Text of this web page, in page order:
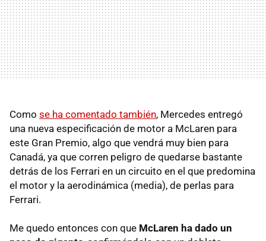
Como se ha comentado también, Mercedes entregó
una nueva especificación de motor a McLaren para
este Gran Premio, algo que vendrá muy bien para
Canadá, ya que corren peligro de quedarse bastante
detrás de los Ferrari en un circuito en el que predomina
el motor y la aerodinámica (media), de perlas para
Ferrari.
Me quedo entonces con que McLaren ha dado un